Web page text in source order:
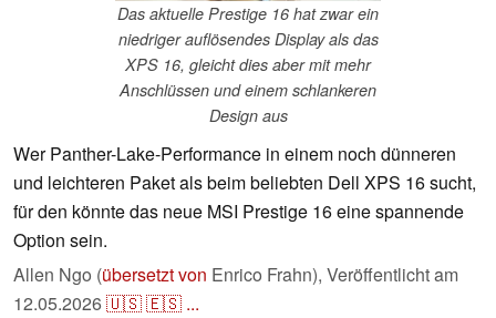
Das aktuelle Prestige 16 hat zwar ein
niedriger auflösendes Display als das
XPS 16, gleicht dies aber mit mehr
Anschlüssen und einem schlankeren
Design aus
Wer Panther-Lake-Performance in einem noch dünneren
und leichteren Paket als beim beliebten Dell XPS 16 sucht,
für den könnte das neue MSI Prestige 16 eine spannende
Option sein.
Allen Ngo (übersetzt von Enrico Frahn), Veröffentlicht am
12.05.2026🇺🇸🇪🇸 ...